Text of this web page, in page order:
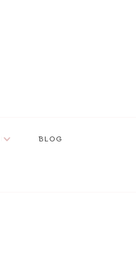
BLOG